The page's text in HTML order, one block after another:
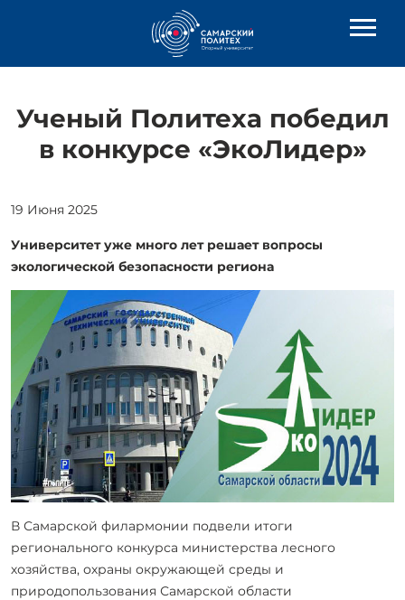
Ученый Политеха победил
в конкурсе «ЭкоЛидер»
19 Июня 2025
Университет уже много лет решает вопросы
экологической безопасности региона
В Самарской филармонии подвели итоги
регионального конкурса министерства лесного
хозяйства, охраны окружающей среды и
природопользования Самарской области